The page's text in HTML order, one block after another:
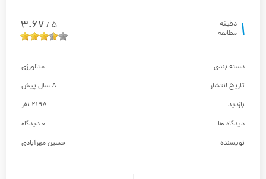
1 دقیقه
مطالعه
5
/
3.67
دسته بندی
متالورژي
تاریخ انتشار
8 سال پیش
بازدید
2198 نفر
دیدگاه ها
0 دیدگاه
نویسنده
حسین مهرآبادی